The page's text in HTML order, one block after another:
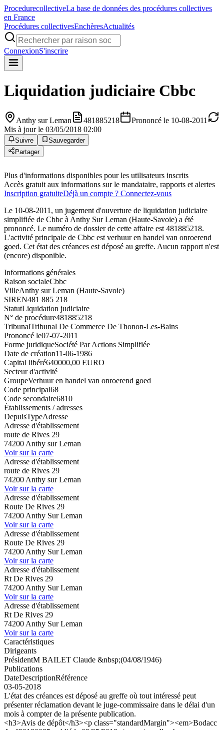
ProcedurecollectiveLa base de données des procédures collectives
en France
Procédures collectivesEnchèresActualités
ConnexionS'inscrire
Liquidation judiciaire Cbbc
Anthy sur Leman 481885218
Prononcé le 10-08-2011
Mis à jour le 03/05/2018 02:00
Suivre
Sauvegarder
Partager
Plus d'informations disponibles pour les utilisateurs inscrits
Accès gratuit aux informations sur le mandataire, rapports et alertes
Inscription gratuiteDéjà un compte ? Connectez-vous
Le 10-08-2011, un jugement d'ouverture de liquidation judiciaire
simplifiée de Cbbc à Anthy Sur Leman (Haute-Savoie) a été
prononcé. Le numéro de dossier de cette affaire est 481885218.
L'activité principale de Cbbc est verhuur en handel van onroerend
goed. Cet état des créances est déposé au greffe. Aucun rapport n'est
(encore) disponible.
Informations générales
Raison socialeCbbc
VilleAnthy sur Leman (Haute-Savoie)
SIREN481 885 218
StatutLiquidation judiciaire
N° de procédure481885218
TribunalTribunal De Commerce De Thonon-Les-Bains
Prononcé le07-07-2011
Forme juridiqueSociété Par Actions Simplifiée
Date de création11-06-1986
Capital libéré640000,00 EURO
Secteur d'activité
GroupeVerhuur en handel van onroerend goed
Code principal68
Code secondaire6810
Établissements / adresses
DepuisTypeAdresse
Adresse d'établissement
route de Rives 29
74200 Anthy sur Leman
Voir sur la carte
Adresse d'établissement
route de Rives 29
74200 Anthy sur Leman
Voir sur la carte
Adresse d'établissement
Route De Rives 29
74200 Anthy Sur Leman
Voir sur la carte
Adresse d'établissement
Route De Rives 29
74200 Anthy Sur Leman
Voir sur la carte
Adresse d'établissement
Rt De Rives 29
74200 Anthy Sur Leman
Voir sur la carte
Adresse d'établissement
Rt De Rives 29
74200 Anthy Sur Leman
Voir sur la carte
Caractéristiques
Dirigeants
PrésidentM BAILET Claude &nbsp;(04/08/1946)
Publications
DateDescriptionRéférence
03-05-2018
L'état des créances est déposé au greffe où tout intéressé peut
présenter réclamation devant le juge-commissaire dans le délai d'un
mois à compter de la présente publication.
<h3>Avis de dépôt</h3><p class="standardMargin"><em>Bodacc